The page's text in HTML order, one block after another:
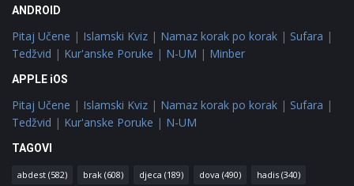
ANDROID
Pitaj Učene | Islamski Kviz | Namaz korak po korak | Sufara |
Tedžvid | Kur'anske Poruke | N-UM | Minber
APPLE iOS
Pitaj Učene | Islamski Kviz | Namaz korak po korak | Sufara |
Tedžvid | Kur'anske Poruke | N-UM
TAGOVI
abdest (582) brak (608) djeca (189) dova (490) hadis (340)